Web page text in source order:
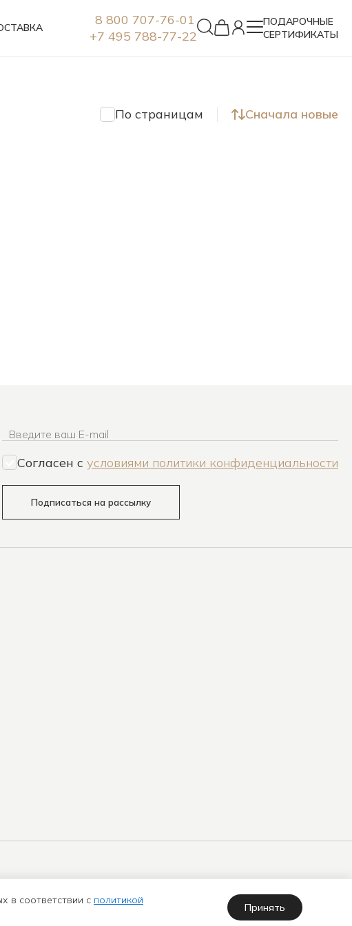
8 800 707-76-01
+7 495 788-77-22
ПОДАРОЧНЫЕ
СЕРТИФИКАТЫ
По страницам Сначала новые
Введите ваш E-mail
Согласен c условиями политики конфиденциальности
Подписаться на рассылку
Карта
Политика использования куки-
файлов
в соответствии с политикой
Принять